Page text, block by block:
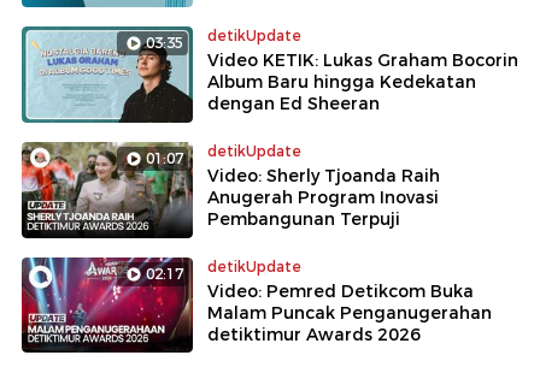
03:35 detikUpdate
Video KETIK: Lukas Graham Bocorin
Album Baru hingga Kedekatan
dengan Ed Sheeran
01:07 detikUpdate
Video: Sherly Tjoanda Raih
Anugerah Program Inovasi
Pembangunan Terpuji
02:17 detikUpdate
Video: Pemred Detikcom Buka
Malam Puncak Penganugerahan
detiktimur Awards 2026